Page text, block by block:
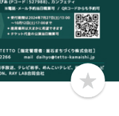
b
o